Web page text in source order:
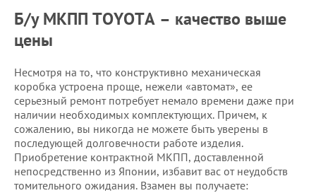
Б/у МКПП TOYOTA – качество выше
цены
Несмотря на то, что конструктивно механическая
коробка устроена проще, нежели «автомат», ее
серьезный ремонт потребует немало времени даже при
наличии необходимых комплектующих. Причем, к
сожалению, вы никогда не можете быть уверены в
последующей долговечности работе изделия.
Приобретение контрактной МКПП, доставленной
непосредственно из Японии, избавит вас от неудобств
томительного ожидания. Взамен вы получаете: